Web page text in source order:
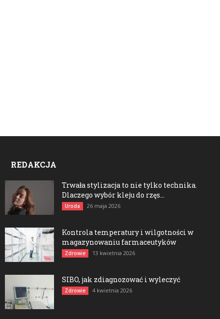
REDAKCJA
Trwała stylizacja to nie tylko technika.
Dlaczego wybór kleju do rzęs...
Uroda 26 maja 2026
Kontrola temperatury i wilgotności w
magazynowaniu farmaceutyków
Zdrowie 13 kwietnia 2026
SIBO, jak zdiagnozować i wyleczyć
Zdrowie 4 kwietnia 2026